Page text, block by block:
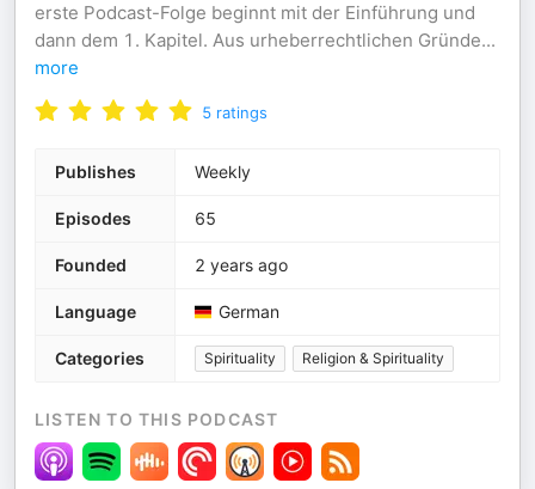
erste Podcast-Folge beginnt mit der Einführung und
dann dem 1. Kapitel. Aus urheberrechtlichen Gründe...
more
5 ratings
Publishes Weekly
Episodes 65
Founded 2 years ago
Language German
Categories Spirituality Religion & Spirituality
LISTEN TO THIS PODCAST